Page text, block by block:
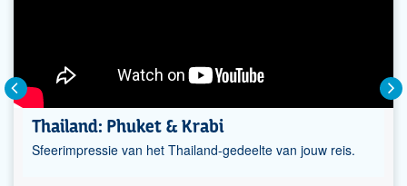
Thailand: Phuket & Krabi
Sfeerimpressie van het Thailand-gedeelte van jouw reis.